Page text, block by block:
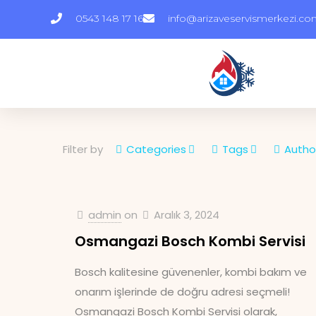
0543 148 17 16
Filter by Categories Tags
admin on Aralık 3, 2024
Osmangazi Bosch Kombi Servisi
Bosch kalitesine güvenenler, kombi bakım ve
onarım işlerinde de doğru adresi seçmeli!
Osmangazi Bosch Kombi Servisi olarak,